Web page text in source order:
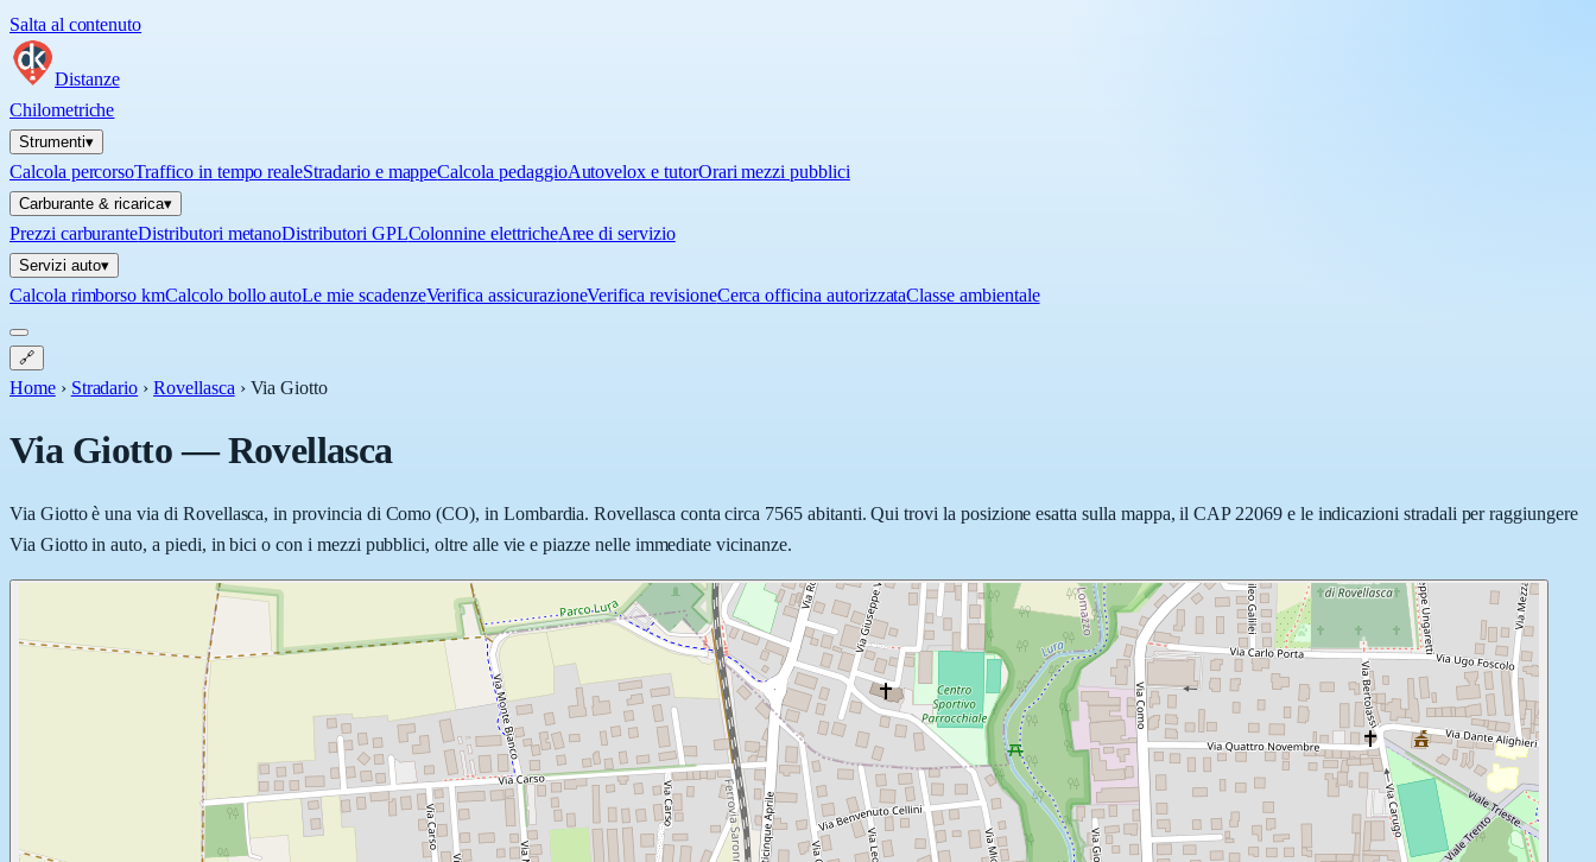
Salta al contenuto
Distanze
Chilometriche
Strumenti▾
Calcola percorsoTraffico in tempo realeStradario e mappeCalcola pedaggioAutovelox e tutorOrari mezzi pubblici
Carburante & ricarica▾
Prezzi carburanteDistributori metanoDistributori GPLColonnine elettricheAree di servizio
Servizi auto▾
Calcola rimborso kmCalcolo bollo autoLe mie scadenzeVerifica assicurazioneVerifica revisioneCerca officina autorizzataClasse ambientale
🔗
Home › Stradario › Rovellasca › Via Giotto
Via Giotto—Rovellasca
Via Giotto è una via di Rovellasca, in provincia di Como (CO), in Lombardia. Rovellasca conta circa 7565 abitanti. Qui trovi la posizione esatta sulla mappa, il CAP 22069 e le indicazioni stradali per raggiungere
Via Giotto in auto, a piedi, in bici o con i mezzi pubblici, oltre alle vie e piazze nelle immediate vicinanze.